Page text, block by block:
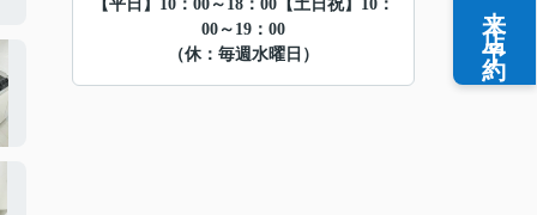
【平日】10：00～18：00【土日祝】10：
00～19：00
（休：毎週水曜日）
来店予約